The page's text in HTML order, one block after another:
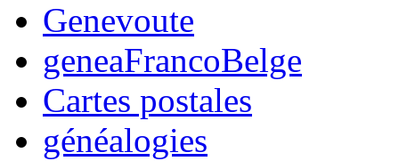
Genevoute
geneaFrancoBelge
Cartes postales
généalogies